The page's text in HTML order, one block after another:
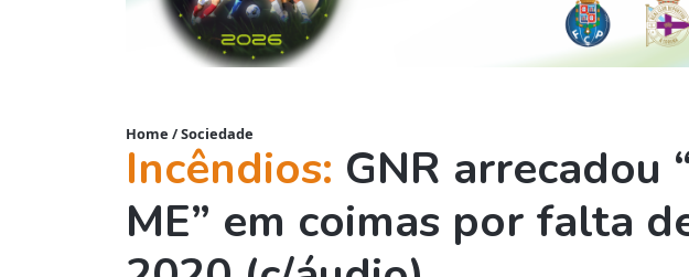
Home /Sociedade
Incêndios: GNR arrecadou
ME” em coimas por falta